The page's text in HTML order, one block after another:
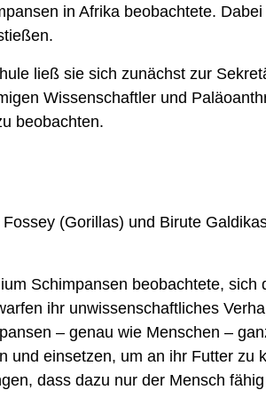
in Afrika beobachtete.
ließ sie sich zunächst zur
Wissenschaftler und
beobachten.
(Gorillas) und Birute
Schimpansen beobachtete,
ihr unwissenschaftliches
– genau wie Menschen –
einsetzen, um an ihr Futter
dass dazu nur der Mensch